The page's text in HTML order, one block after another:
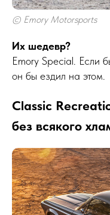
© Emory Motorsports
Их шедевр?
Emory Special. Если
он бы ездил на этом.
Classic
без всякого